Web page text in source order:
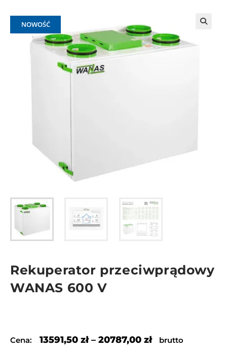
NOWOŚĆ
Rekuperator przeciwprądowy
WANAS 600 V
Cena: 13591,50 zł– 20787,00 zł brutto